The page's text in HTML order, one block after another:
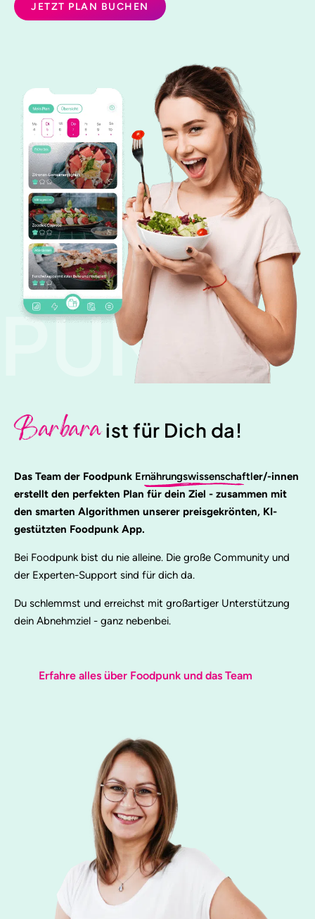
PUNK
JETZT PLAN BUCHEN
Barbaraist für Dich da!
Das Team der Foodpunk Ernährungswissenschaftler/-innen
erstellt den perfekten Plan für dein Ziel - zusammen mit
den smarten Algorithmen unserer preisgekrönten, KI-
gestützten Foodpunk App.
Bei Foodpunk bist du nie alleine. Die große Community und
der Experten-Support sind für dich da.
Du schlemmst und erreichst mit großartiger Unterstützung
dein Abnehmziel - ganz nebenbei.
Erfahre alles über Foodpunk und das Team